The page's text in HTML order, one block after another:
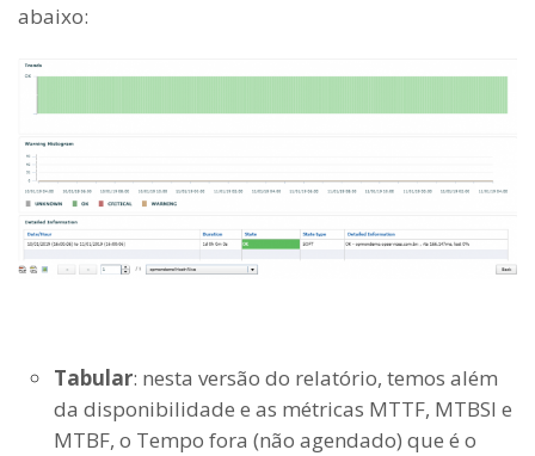
abaixo:
Tabular: nesta versão do relatório, temos além
da disponibilidade e as métricas MTTF, MTBSI e
MTBF, o Tempo fora (não agendado) que é o